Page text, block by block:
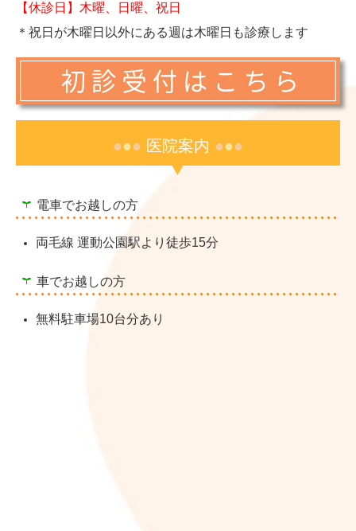
【休診日】木曜、日曜、祝日
＊祝日が木曜日以外にある週は木曜日も診療します
●●● 医院案内 ●●●
電車でお越しの方
両毛線 運動公園駅より徒歩15分
車でお越しの方
無料駐車場10台分あり